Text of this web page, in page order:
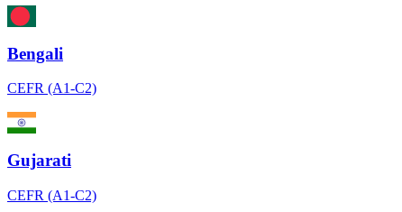
Bengali
CEFR (A1-C2)
Gujarati
CEFR (A1-C2)